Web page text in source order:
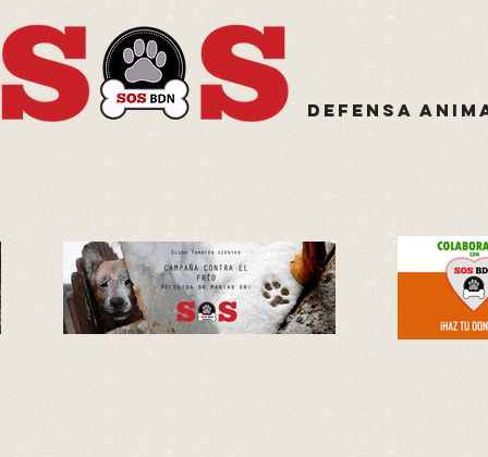
Defensa